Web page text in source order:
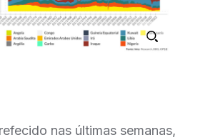
nas últimas semanas,